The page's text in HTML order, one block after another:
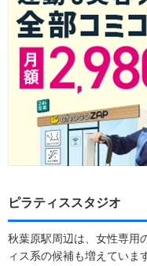
ピラティススタジオ
秋葉原駅周辺は、女性専用
ィス系の候補も増えていま